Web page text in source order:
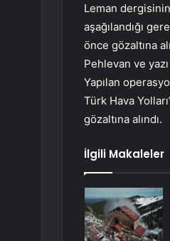
Leman
aşağılandığı
önce gözaltına
Pehlevan ve
Yapılan
Türk Hava
gözaltına alındı.
İlgili Makaleler